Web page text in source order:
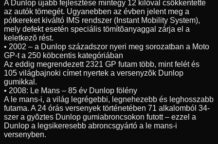
A Dunlop újabb fejlesztése mintegy 12 kilóval csökkentette
az autók tömegét. Ugyanebben az évben jelent meg a
pótkereket kiváltó IMS rendszer (Instant Mobility System),
mely defekt esetén speciális tömítõanyaggal zárja el a
keletkezõ rést.
• 2002 – a Dunlop századszor nyeri meg sorozatban a Moto
GP-t a 250 köbcentis kategóriában
Az eddig megrendezett 2321 GP futam több, mint felét és
105 világbajnoki címet nyertek a versenyzõk Dunlop
gumikkal.
• 2008: Le Mans – 85 év Dunlop fölény
A le mans-i, a világ legrégebbi, legnehezebb és leghosszabb
futama. A 24 órás versenyek történetében 71 alkalomból 34-
szer a gyõztes Dunlop gumiabroncsokon futott – ezzel a
Dunlop a legsikeresebb abroncsgyártó a le mans-i
versenyben.